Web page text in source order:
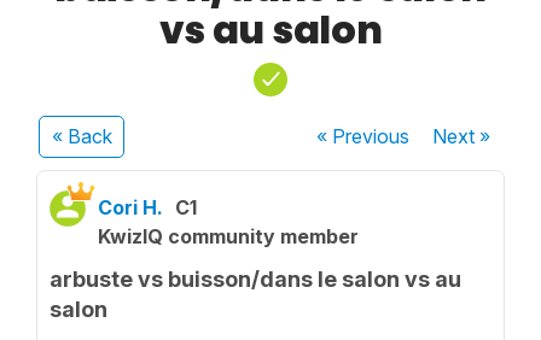
vs au salon
« Back « Previous Next»
Cori H. C1
KwizIQ community member
arbuste vs buisson/dans le salon vs au
salon